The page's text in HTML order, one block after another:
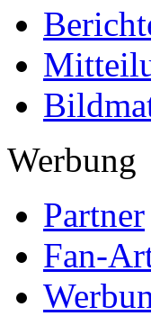
Werbung
Partner
Fan-